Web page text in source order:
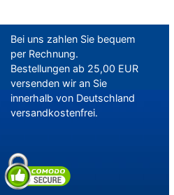
Bei uns zahlen Sie bequem
per Rechnung.
Bestellungen ab 25,00 EUR
versenden wir an Sie
innerhalb von Deutschland
versandkostenfrei.